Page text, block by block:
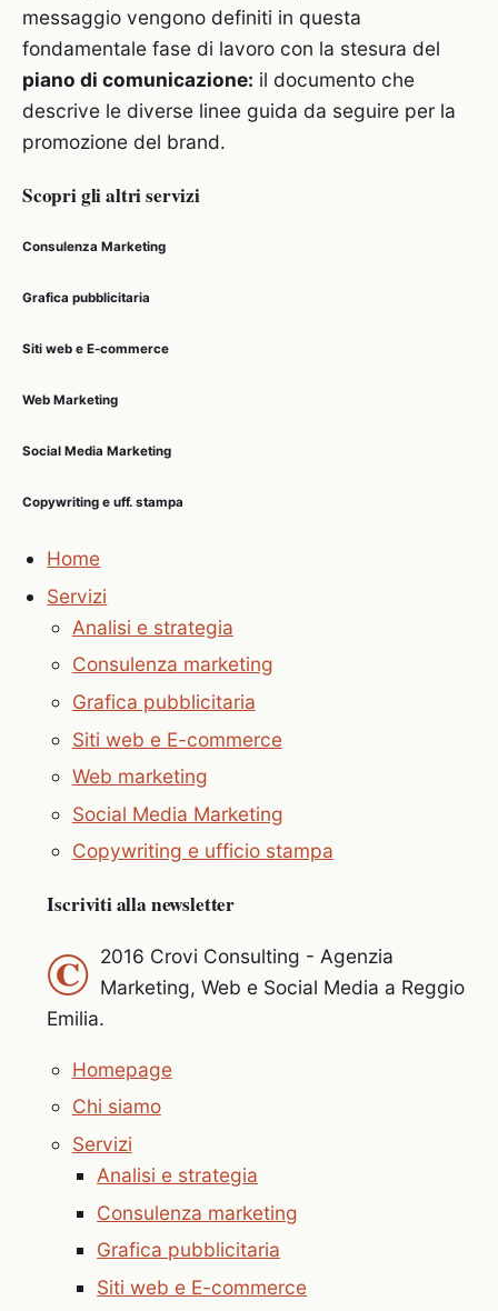
messaggio vengono definiti in questa
fondamentale fase di lavoro con la stesura del
piano di comunicazione: il documento che
descrive le diverse linee guida da seguire per la
promozione del brand.
Scopri gli altri servizi
Consulenza Marketing
Grafica pubblicitaria
Siti web e E-commerce
Web Marketing
Social Media Marketing
Copywriting e uff. stampa
Home
Servizi
Analisi e strategia
Consulenza marketing
Grafica pubblicitaria
Siti web e E-commerce
Web marketing
Social Media Marketing
Copywriting e ufficio stampa
Iscriviti alla newsletter
© 2016 Crovi Consulting - Agenzia
Marketing, Web e Social Media a Reggio
Emilia.
Homepage
Chi siamo
Servizi
Analisi e strategia
Consulenza marketing
Grafica pubblicitaria
Siti web e E-commerce